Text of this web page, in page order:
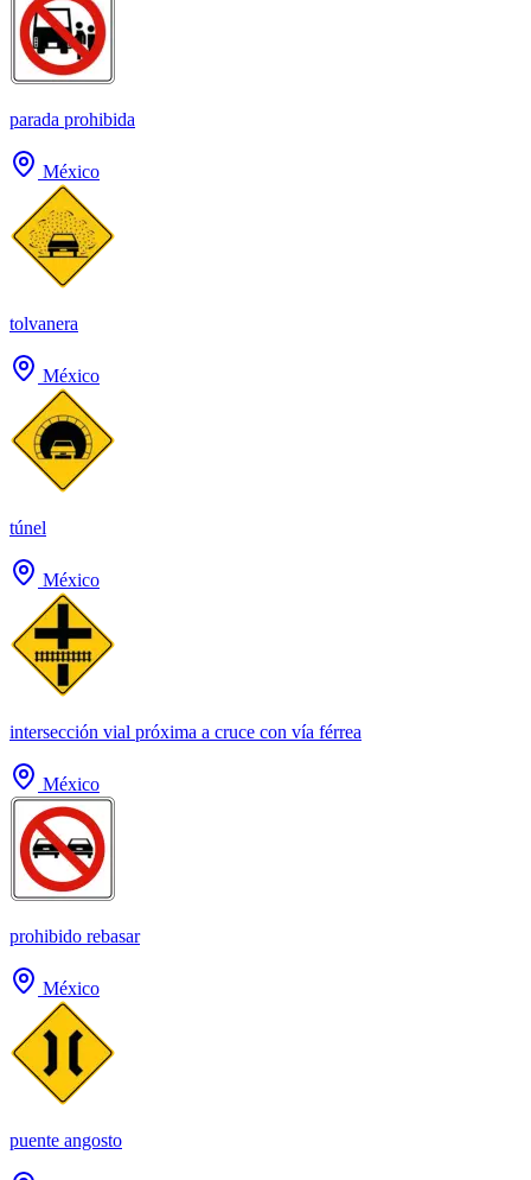
parada prohibida
México
tolvanera
México
túnel
México
intersección vial próxima a cruce con vía férrea
México
prohibido rebasar
México
puente angosto